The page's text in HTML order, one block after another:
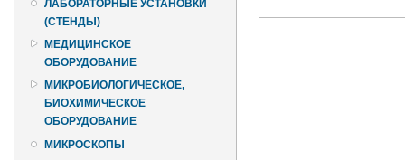
ЛАБОРАТОРНЫЕ УСТАНОВКИ
(СТЕНДЫ)
МЕДИЦИНСКОЕ
ОБОРУДОВАНИЕ
МИКРОБИОЛОГИЧЕСКОЕ,
БИОХИМИЧЕСКОЕ
ОБОРУДОВАНИЕ
МИКРОСКОПЫ